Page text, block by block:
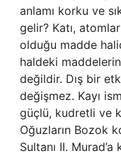
anlamı korku ve
gelir? Katı,
olduğu madde
haldeki
değildir. Dış bir
değişmez. Kayı
güçlü, kudretli ve
Oğuzların Bozok
Sultanı II.